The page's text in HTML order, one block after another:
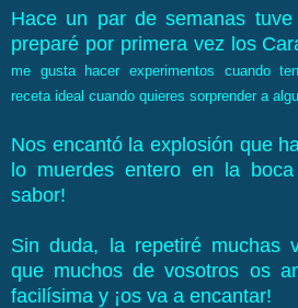
Hace un par de semanas
preparé por primera vez los
me gusta hacer experimentos cuando
receta ideal cuando quieres sorprender a
Nos encantó la explosión que
lo muerdes entero en la
sabor!
Sin duda, la repetiré muchas
que muchos de vosotros os
facilísima y ¡os va a encantar!